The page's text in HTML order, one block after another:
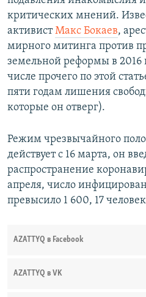
критических мнений.
активистМакс Бокаев,
мирного митинга против
земельной реформы в 2016
числе прочего по этой
пяти годам лишения
которые он отверг).
Режим чрезвычайного
действует с 16 марта, он
распространение
апреля, число
превысило 1 600, 17
AZATTYQ в Facebook
AZATTYQ в VK